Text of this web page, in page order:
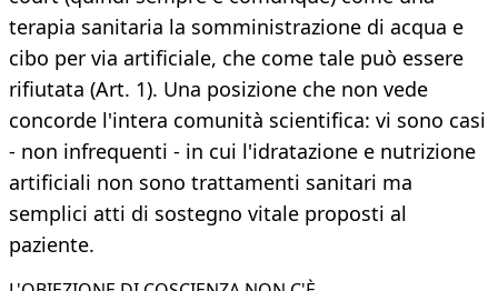
terapia sanitaria la somministrazione di acqua e
cibo per via artificiale, che come tale può essere
rifiutata (Art. 1). Una posizione che non vede
concorde l'intera comunità scientifica: vi sono casi
- non infrequenti - in cui l'idratazione e nutrizione
artificiali non sono trattamenti sanitari ma
semplici atti di sostegno vitale proposti al
paziente.